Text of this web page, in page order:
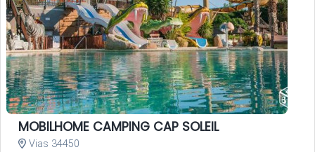
MOBILHOME CAMPING CAP SOLEIL
Vias 34450